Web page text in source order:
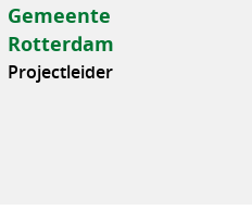
Gemeente
Rotterdam
Projectleider